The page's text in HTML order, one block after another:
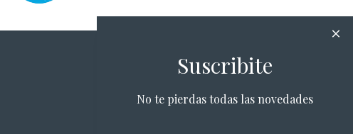
Suscribite
No te pierdas todas las novedades